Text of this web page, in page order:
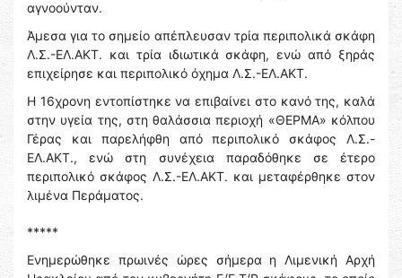
αγνοούνταν.
Άμεσα για το σημείο απέπλευσαν τρία περιπολικά σκάφη
Λ.Σ.-ΕΛ.ΑΚΤ. και τρία ιδιωτικά σκάφη, ενώ από ξηράς
επιχείρησε και περιπολικό όχημα Λ.Σ.-ΕΛ.ΑΚΤ.
Η 16χρονη εντοπίστηκε να επιβαίνει στο κανό της, καλά
στην υγεία της, στη θαλάσσια περιοχή «ΘΕΡΜΑ» κόλπου
Γέρας και παρελήφθη από περιπολικό σκάφος Λ.Σ.-
ΕΛ.ΑΚΤ., ενώ στη συνέχεια παραδόθηκε σε έτερο
περιπολικό σκάφος Λ.Σ.-ΕΛ.ΑΚΤ. και μεταφέρθηκε στον
λιμένα Περάματος.
*****
Ενημερώθηκε πρωινές ώρες σήμερα η Λιμενική Αρχή